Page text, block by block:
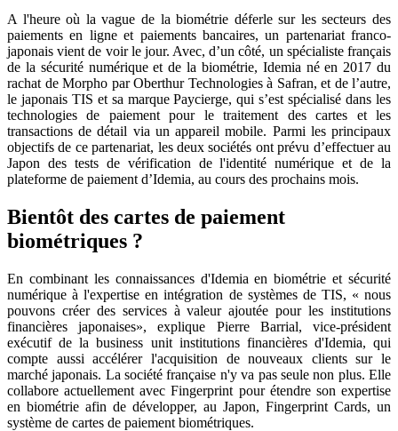
A l'heure où la vague de la biométrie déferle sur les secteurs des
paiements en ligne et paiements bancaires, un partenariat franco-
japonais vient de voir le jour. Avec, d’un côté, un spécialiste français
de la sécurité numérique et de la biométrie, Idemia né en 2017 du
rachat de Morpho par Oberthur Technologies à Safran, et de l’autre,
le japonais TIS et sa marque Paycierge, qui s’est spécialisé dans les
technologies de paiement pour le traitement des cartes et les
transactions de détail via un appareil mobile. Parmi les principaux
objectifs de ce partenariat, les deux sociétés ont prévu d’effectuer au
Japon des tests de vérification de l'identité numérique et de la
plateforme de paiement d’Idemia, au cours des prochains mois.
Bientôt des cartes de paiement
biométriques ?
En combinant les connaissances d'Idemia en biométrie et sécurité
numérique à l'expertise en intégration de systèmes de TIS, « nous
pouvons créer des services à valeur ajoutée pour les institutions
financières japonaises», explique Pierre Barrial, vice-président
exécutif de la business unit institutions financières d'Idemia, qui
compte aussi accélérer l'acquisition de nouveaux clients sur le
marché japonais. La société française n'y va pas seule non plus. Elle
collabore actuellement avec Fingerprint pour étendre son expertise
en biométrie afin de développer, au Japon, Fingerprint Cards, un
système de cartes de paiement biométriques.